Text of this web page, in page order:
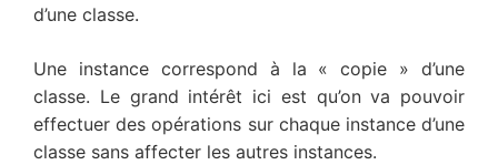
d’une classe.
Une instance correspond à la « copie » d’une
classe. Le grand intérêt ici est qu’on va pouvoir
effectuer des opérations sur chaque instance d’une
classe sans affecter les autres instances.